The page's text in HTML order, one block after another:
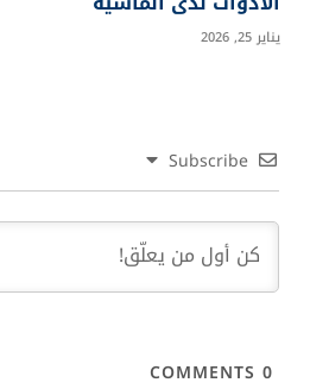
يناير 25, 2026
Subscribe
0